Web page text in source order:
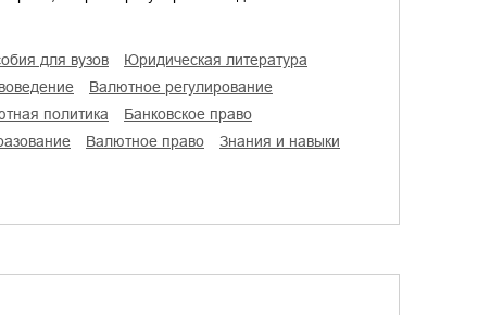
для вузов
юридическая литература
валютное регулирование
политика
банковское право
валютное право знания и навыки